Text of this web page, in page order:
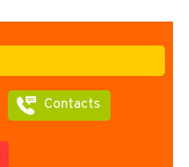
Contacts